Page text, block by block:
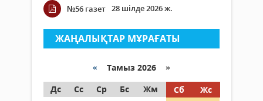
№56 газет 28 шілде 2026 ж.
ЖАҢАЛЫҚТАР МҰРАҒАТЫ
« Тамыз 2026 »
Дс
Сс Ср Бс Жм Сб
Жс